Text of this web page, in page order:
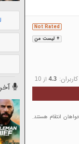
+ لیست من
Not Rated
4.3 از 10
انتقام هستند.